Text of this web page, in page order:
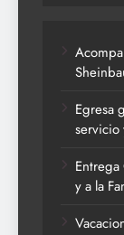
Egresa
servicio
y a la